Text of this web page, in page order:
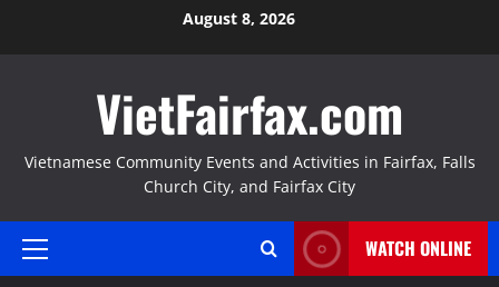
August 8, 2026
VietFairfax.com
Vietnamese Community Events and Activities in Fairfax, Falls
Church City, and Fairfax City
Primary
WATCH ONLINE